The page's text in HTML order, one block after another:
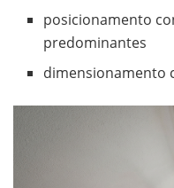
posicionamento
predominantes
dimensionamento